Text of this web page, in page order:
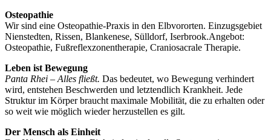
Osteopathie
Wir sind eine Osteopathie-Praxis in den Elbvororten. Einzugsgebiet
Nienstedten, Rissen, Blankenese, Sülldorf, Iserbrook.Angebot:
Osteopathie, Fußreflexzonentherapie, Craniosacrale Therapie.
Leben ist Bewegung
Panta Rhei – Alles fließt. Das bedeutet, wo Bewegung verhindert
wird, entstehen Beschwerden und letztendlich Krankheit. Jede
Struktur im Körper braucht maximale Mobilität, die zu erhalten oder
so weit wie möglich wieder herzustellen es gilt.
Der Mensch als Einheit